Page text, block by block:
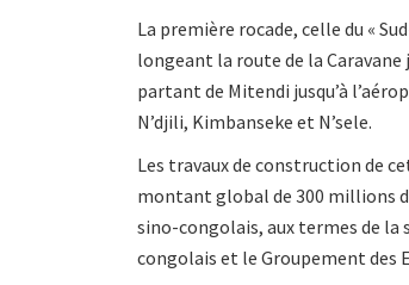
La première rocade, celle du «
longeant la route de la Caravane
partant de Mitendi jusqu’à
N’djili, Kimbanseke et N’sele.
Les travaux de construction de
montant global de 300 millions
sino-congolais, aux termes de la
congolais et le Groupement des